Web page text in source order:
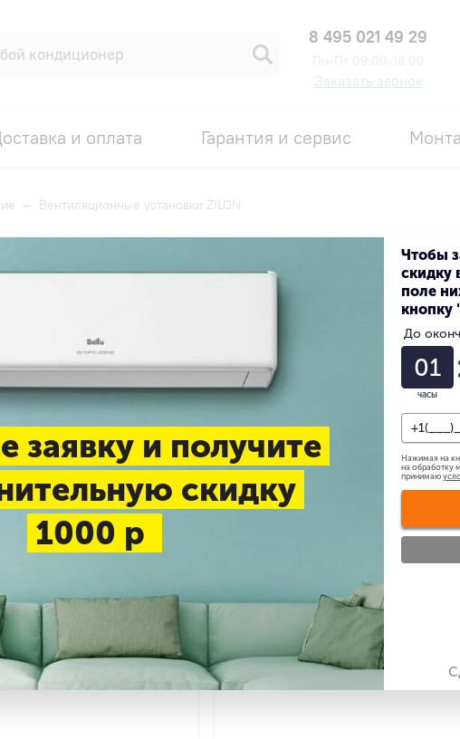
8 495 021 49 29
Заказать звонок
и оплата Гарантия и сервис
— Вентиляционные установки ZILON
M 350-2,4/1 INT Zilon ZPE-M 1200-15,0/3 INT
заявку и получите
скидку
1000 р
Чтобы
скидку
поле
кнопку
До
01
часы
Нажимая на
на обработку
принимаю